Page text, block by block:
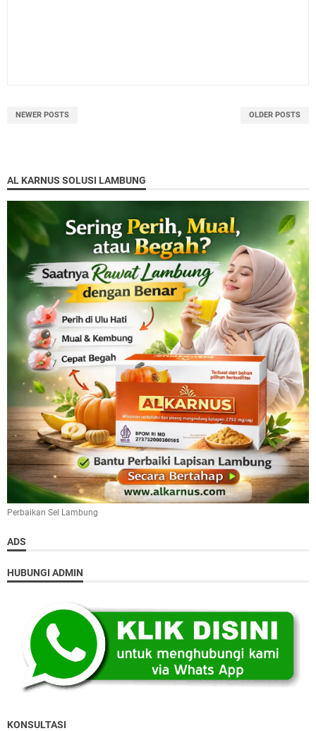
NEWER POSTS OLDER POSTS
AL KARNUS SOLUSI LAMBUNG
Perbaikan Sel Lambung
ADS
HUBUNGI ADMIN
KONSULTASI